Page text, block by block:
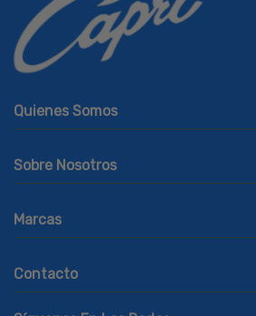
Quienes Somos
Sobre Nosotros
Marcas
Contacto